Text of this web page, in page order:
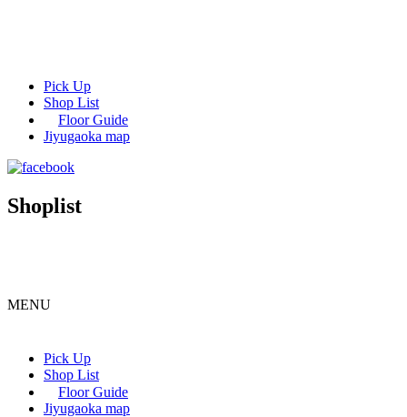
Pick Up
Shop List
Floor Guide
Jiyugaoka map
Shoplist
MENU
Pick Up
Shop List
Floor Guide
Jiyugaoka map